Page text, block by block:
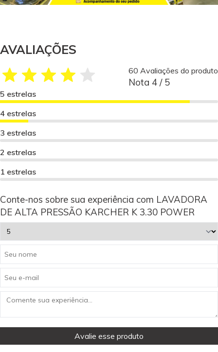
AVALIAÇÕES
60 Avaliações do produto
Nota 4 / 5
5 estrelas
4 estrelas
3 estrelas
2 estrelas
1 estrelas
Conte-nos sobre sua experiência com LAVADORA
DE ALTA PRESSÃO KARCHER K 3.30 POWER
Avalie esse produto